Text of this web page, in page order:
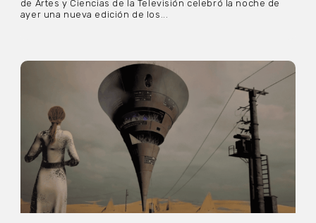
de Artes y Ciencias de la Televisión celebró la noche de
ayer una nueva edición de los...